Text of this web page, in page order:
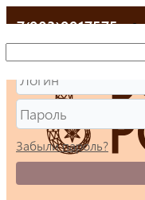
+7(903)9917575
Забыли пароль?